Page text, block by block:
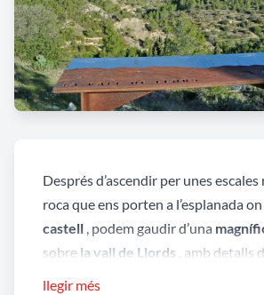
Després d’ascendir per unes
roca que ens porten a l’esplanada on
castell , podem gaudir d’una
sobre la vall de Llords , amb detalls
llegir més